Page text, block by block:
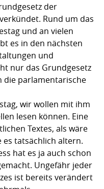
der
Rund um das
und an vielen
es in den nächsten
und
nur das Grundgesetz
die parlamentarische
wir wollen mit ihm
lesen können. Eine
Textes, als wäre
es tatsächlich altern.
hat es ja auch schon
Ungefähr jeder
ist bereits verändert